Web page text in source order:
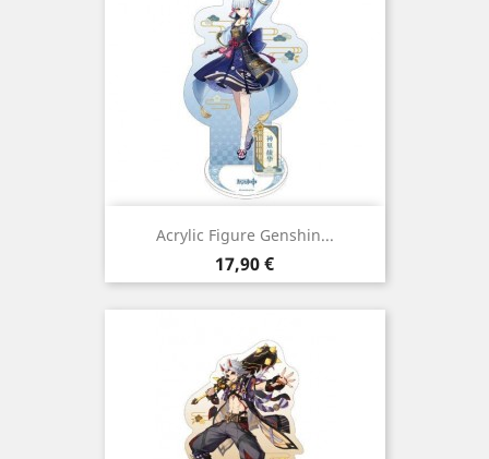
Acrylic Figure Genshin...
Preço
17,90 €